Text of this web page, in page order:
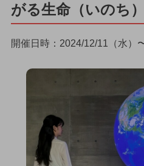
がる生命（いのち
開催日時：2024/12/11（水）